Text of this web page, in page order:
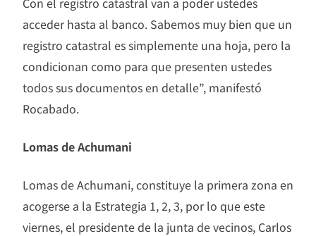
acceder hasta al banco. Sabemos muy bien que un
registro catastral es simplemente una hoja, pero la
condicionan como para que presenten ustedes
todos sus documentos en detalle”, manifestó
Rocabado.
Lomas de Achumani
Lomas de Achumani, constituye la primera zona en
acogerse a la Estrategia 1, 2, 3, por lo que este
viernes, el presidente de la junta de vecinos, Carlos